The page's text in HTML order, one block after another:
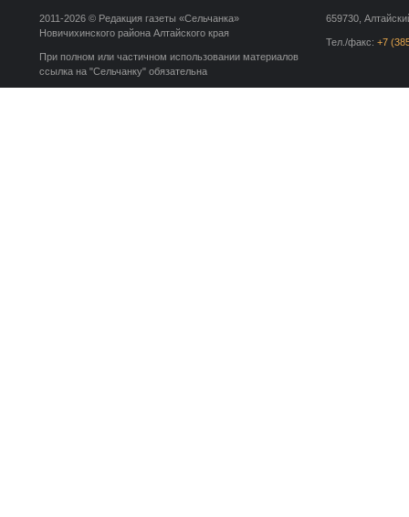
659730,
Тел./факс: +7
2011-2026 © Редакция газеты «Сельчанка»
Новичихинского района Алтайского края
При полном или частичном использовании материалов
ссылка на "Сельчанку" обязательна